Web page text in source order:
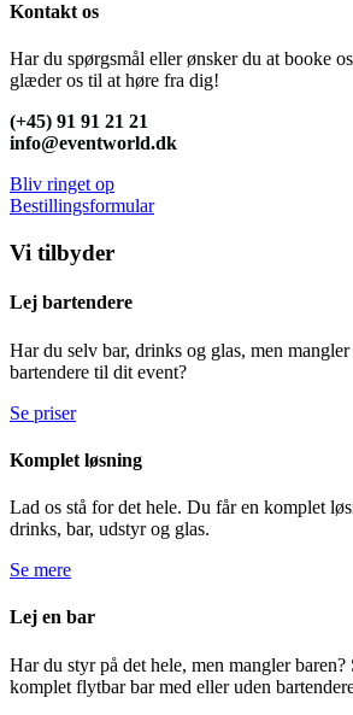
Kontakt os
Har du spørgsmål eller ønsker du at booke
glæder os til at høre fra dig!
(+45) 91 91 21 21
info@eventworld.dk
Bliv ringet op
Bestillingsformular
Vi tilbyder
Lej bartendere
Har du selv bar, drinks og glas, men
bartendere til dit event?
Se priser
Komplet løsning
Lad os stå for det hele. Du får en komplet
drinks, bar, udstyr og glas.
Se mere
Lej en bar
Har du styr på det hele, men mangler baren?
komplet flytbar bar med eller uden